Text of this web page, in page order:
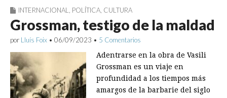
INTERNACIONAL POLÍTICA CULTURA
Grossman, testigo de la maldad
por Lluís Foix • 06/09/2023 • 5 Comentarios
Adentrarse en la obra de Vasili
Grossman es un viaje en
profundidad a los tiempos más
amargos de la barbarie del siglo